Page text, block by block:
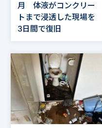
月 体液がコンクリー
トまで浸透した現場を
3日間で復旧